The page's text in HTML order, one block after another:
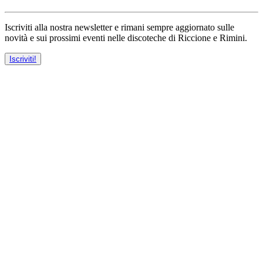
Iscriviti alla nostra newsletter e rimani sempre aggiornato sulle
novità e sui prossimi eventi nelle discoteche di Riccione e Rimini.
Iscriviti!